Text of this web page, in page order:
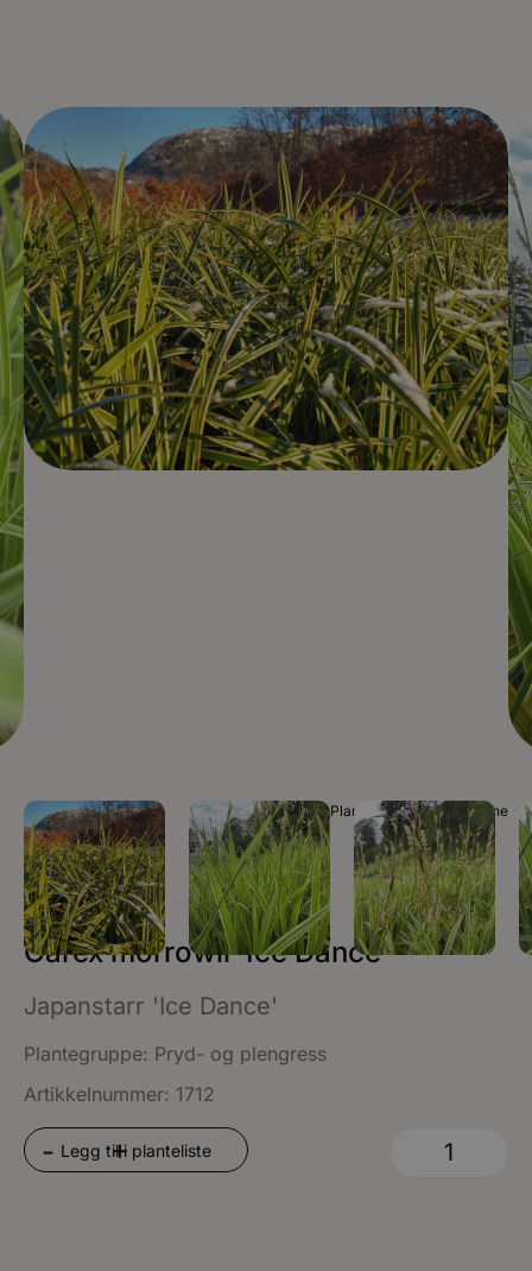
Foto Plantinor / Torunn H. Ljone
Carex morrowii ‘Ice Dance’
Japanstarr 'Ice Dance'
Plantegruppe: Pryd- og plengress
Artikkelnummer: 1712
- +
Legg til i planteliste